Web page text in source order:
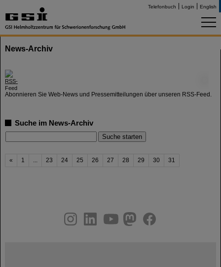
Telefonbuch Login English
News-Archiv
Abonnieren Sie Web-News und Pressemitteilungen über unseren RSS-Feed.
Suche im News-Archiv
« 1 ... 23 24 25 26 27 28 29 30 31
youtubehelmholtz.socialfacebook